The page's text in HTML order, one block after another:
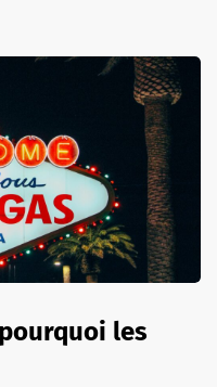
les